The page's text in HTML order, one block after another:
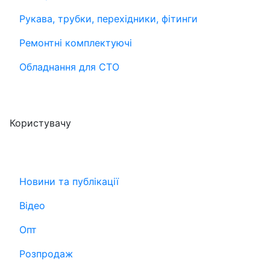
Рукава, трубки, перехідники, фітинги
Ремонтні комплектуючі
Обладнання для СТО
Користувачу
Новини та публікації
Відео
Опт
Розпродаж